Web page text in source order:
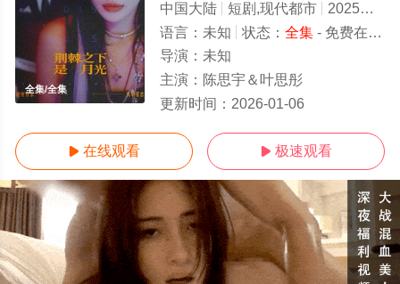
全集/全集
中国大陆 短剧,现代都市 2025
5.0
语言： 未知 状态： 全集- 免费在线观看
导演： 未知
主演： 陈思宇＆叶思彤
更新时间： 2026-01-06
 在线观看  极速观看